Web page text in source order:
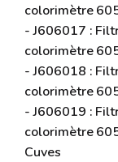
colorimètre
- J606017 :
colorimètre
- J606018 :
colorimètre
- J606019 :
colorimètre
Cuves